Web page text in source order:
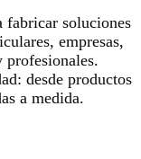
fabricar soluciones
empresas,
profesionales.
desde productos
a medida.